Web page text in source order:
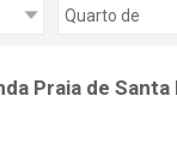
Praia de